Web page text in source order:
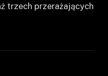
trzech przerażających